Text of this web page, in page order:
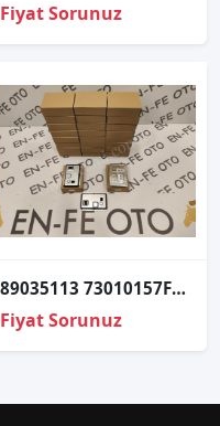
Fiyat Sorunuz
89035113 73010157F 73160087J LAD5GL PASSAT XENON FAR BEYNİ
Fiyat Sorunuz